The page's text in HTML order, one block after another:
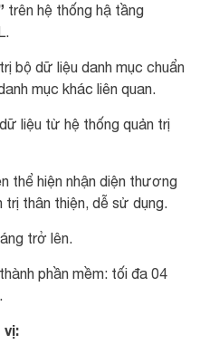
trên hệ thống hậ tầng
bộ dữ liệu danh mục chuẩn
mục khác liên quan.
liệu từ hệ thống quản trị
thể hiện nhận diện thương
trị thân thiện, dễ sử dụng.
trở lên.
phần mềm: tối đa 04